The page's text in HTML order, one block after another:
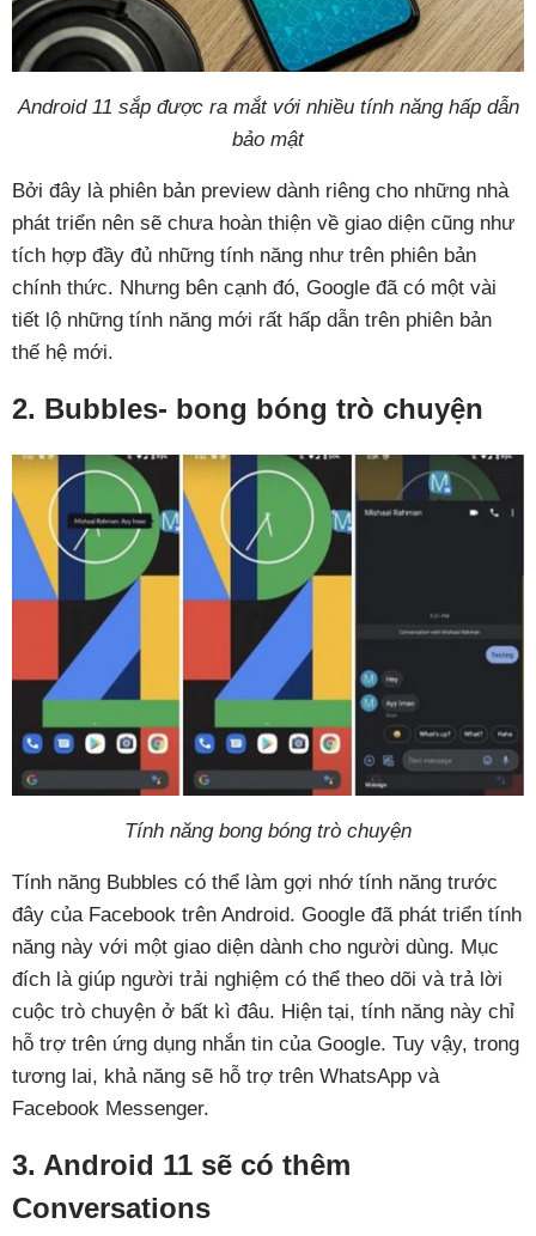
Android 11 sắp được ra mắt với nhiều tính năng hấp dẫn
bảo mật
Bởi đây là phiên bản preview dành riêng cho những nhà
phát triển nên sẽ chưa hoàn thiện về giao diện cũng như
tích hợp đầy đủ những tính năng như trên phiên bản
chính thức. Nhưng bên cạnh đó, Google đã có một vài
tiết lộ những tính năng mới rất hấp dẫn trên phiên bản
thế hệ mới.
2. Bubbles- bong bóng trò chuyện
Tính năng bong bóng trò chuyện
Tính năng Bubbles có thể làm gợi nhớ tính năng trước
đây của Facebook trên Android. Google đã phát triển tính
năng này với một giao diện dành cho người dùng. Mục
đích là giúp người trải nghiệm có thể theo dõi và trả lời
cuộc trò chuyện ở bất kì đâu. Hiện tại, tính năng này chỉ
hỗ trợ trên ứng dụng nhắn tin của Google. Tuy vậy, trong
tương lai, khả năng sẽ hỗ trợ trên WhatsApp và
Facebook Messenger.
3. Android 11 sẽ có thêm
Conversations